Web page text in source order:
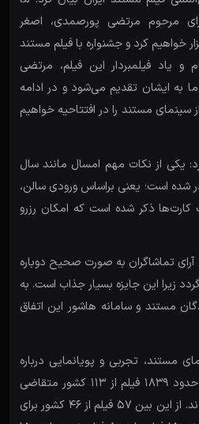
برای مرحوم مرتضی پورصمدی، اصغر
خواهیم کرد و جشنواره با فیلم مستند
و یاد فیلمبردار این فیلم، مرتضی
ما به ایشان تقدیم‌ می‌شود و در ادامه
سینمای مستند را در افتتاحیه خواهیم
یکی از نکات مهم امسال مانند سال
شده است؛ یعنی براساس ورودی سالن،
کارت‌ها ذکر شده است که امکان رزرو
تماشاگران به صورت صحیح دوباره
زیرا این جایزه بسیار جذاب است. به
مستند و سامانه هاشور این اتفاق
مستند، تجربی و پویانمایی درباره
بخش بین‌الملل گفت: چیزی حدود ۱۸۳۹ فیلم از ۱۱۳ کشور متقاضی
حضور در بخش بین‌الملل بودند. از این بین ۵۷ فیلم از ۴۶ کشور برای